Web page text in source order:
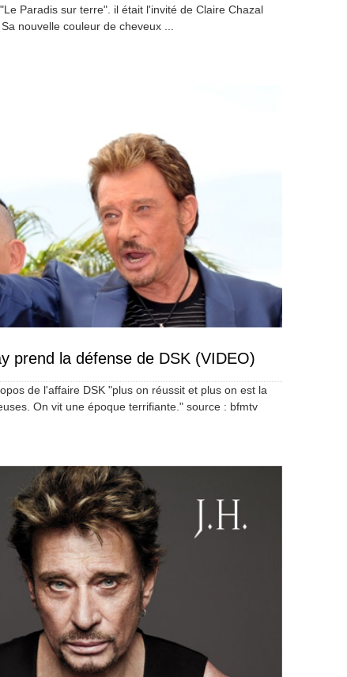
Paradis sur terre". il était l'invité de Claire Chazal
nouvelle couleur de cheveux ...
prend la défense de DSK (VIDEO)
de l'affaire DSK "plus on réussit et plus on est la
On vit une époque terrifiante." source : bfmtv